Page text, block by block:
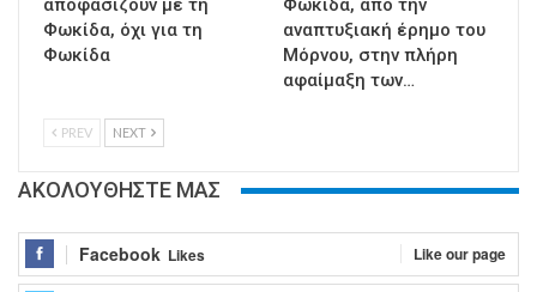
αποφασίζουν με τη
Φωκίδα, όχι για τη
Φωκίδα
Φωκίδα, από την
αναπτυξιακή έρημο του
Μόρνου, στην πλήρη
αφαίμαξη των…
PREV NEXT
ΑΚΟΛΟΥΘΗΣΤΕ ΜΑΣ
Facebook Likes Like our page